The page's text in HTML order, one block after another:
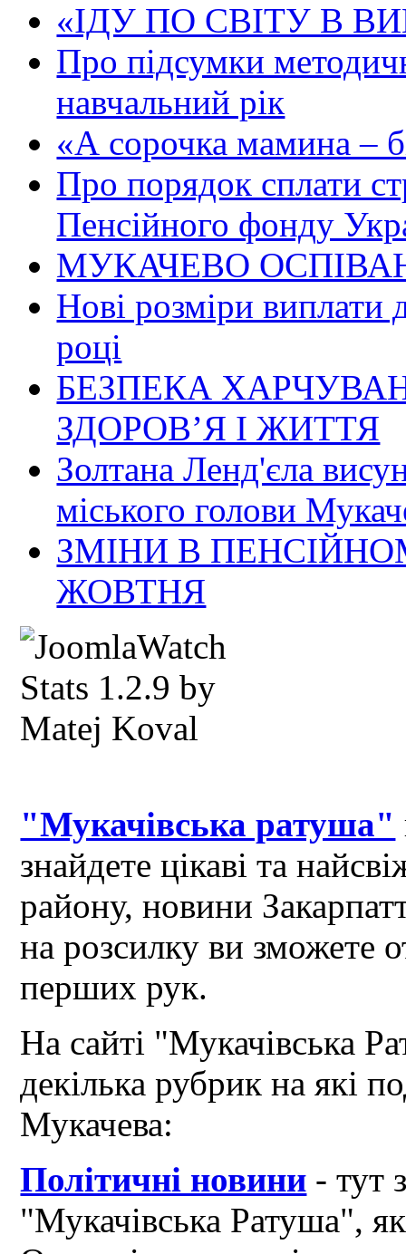
«ІДУ ПО СВІТУ В
Про підсумки
навчальний рік
«А сорочка мамина –
Про порядок сплати
Пенсійного фонду
МУКАЧЕВО
Нові розміри виплати
році
БЕЗПЕКА
ЗДОРОВ’Я І ЖИТТЯ
Золтана Ленд'єла
міського голови
ЗМІНИ В
ЖОВТНЯ
"Мукачівська ратуша"
знайдете цікаві та
району, новини
на розсилку ви зможете
перших рук.
На сайті "Мукачівська
декілька рубрик на які
Мукачева:
Політичні новини - тут
"Мукачівська Ратуша",